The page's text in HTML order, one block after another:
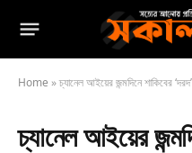
Home »চ্যানেল আইয়ের জন্মদিনে শাকিবের
চ্যানেল আইয়ের